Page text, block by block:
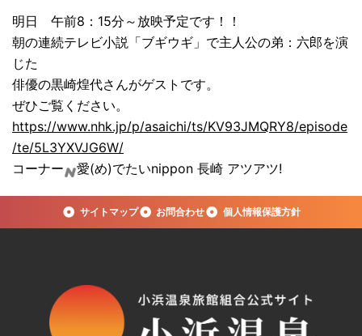
明日 午前8：15分～放映予定です！！
朝の連続テレビ小説「ブギウギ」で主人公の弟：六郎を演
じた
俳優の黒崎煌代さんがゲストです。
ぜひご覧ください。
https://www.nhk.jp/p/asaichi/ts/KV93JMQRY8/episode
/te/5L3YXVJG6W/
コーナー
愛(め)でたいnippon 長崎 アツアツ!
サイトマップ お問合わせ 個人情報保護方針